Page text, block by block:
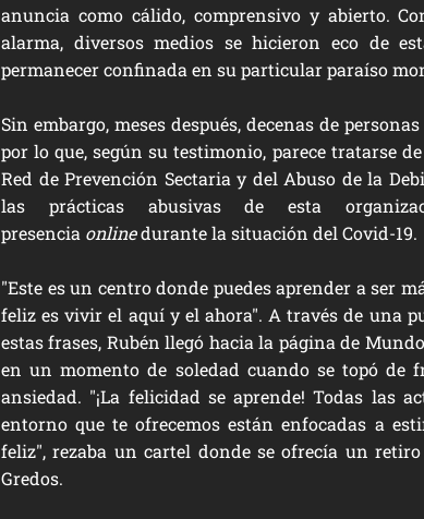
anuncia como cálido, comprensivo y abierto.
alarma, diversos medios se hicieron eco de
permanecer confinada en su particular paraíso
Sin embargo, meses después, decenas de
por lo que, según su testimonio, parece tratarse
Red de Prevención Sectaria y del Abuso de la
las prácticas abusivas de esta
presencia onlinedurante la situación del Covid-19.
"Este es un centro donde puedes aprender a ser
feliz es vivir el aquí y el ahora". A través de una
estas frases, Rubén llegó hacia la página de
en un momento de soledad cuando se topó de
ansiedad. "¡La felicidad se aprende! Todas las
entorno que te ofrecemos están enfocadas a
feliz", rezaba un cartel donde se ofrecía un
Gredos.